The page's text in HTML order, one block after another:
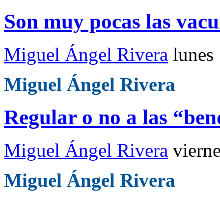
Son muy pocas las
Miguel Ángel Rivera lunes
Miguel Ángel Rivera
Regular o no a las
Miguel Ángel Rivera
Miguel Ángel Rivera